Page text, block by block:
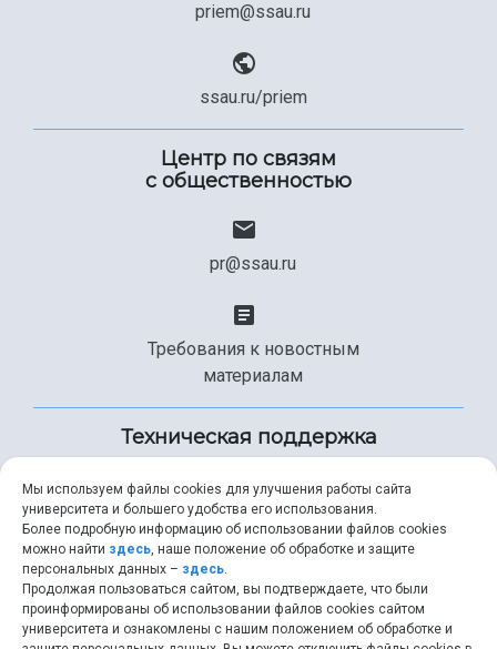
priem@ssau.ru
ssau.ru/priem
Центр по связям
с общественностью
pr@ssau.ru
Требования к новостным
материалам
Техническая поддержка
+7 (846) 267-49-99
help@ssau.ru
Мы используем файлы cookies для улучшения работы сайта
университета и большего удобства его использования.
Более подробную информацию об использовании файлов cookies
можно найти здесь, наше положение об обработке и защите
персональных данных – здесь.
Продолжая пользоваться сайтом, вы подтверждаете, что были
проинформированы об использовании файлов cookies сайтом
университета и ознакомлены с нашим положением об обработке и